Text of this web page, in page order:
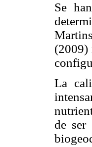
Se
Martins
(2009)
La
de ser